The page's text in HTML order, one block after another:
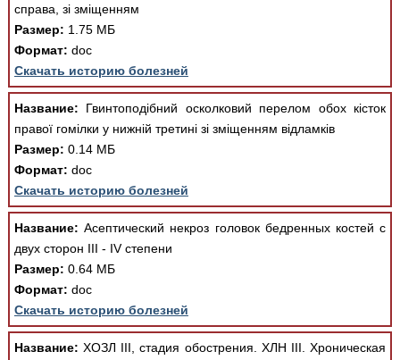
справа, зі зміщенням
Размер: 1.75 МБ
Формат: doc
Скачать историю болезней
Название: Гвинтоподібний осколковий перелом обох кісток
правої гомілки у нижній третині зі зміщенням відламків
Размер: 0.14 МБ
Формат: doc
Скачать историю болезней
Название: Асептический некроз головок бедренных костей с
двух сторон III - IV степени
Размер: 0.64 МБ
Формат: doc
Скачать историю болезней
Название: ХОЗЛ III, стадия обострения. ХЛН III. Хроническая